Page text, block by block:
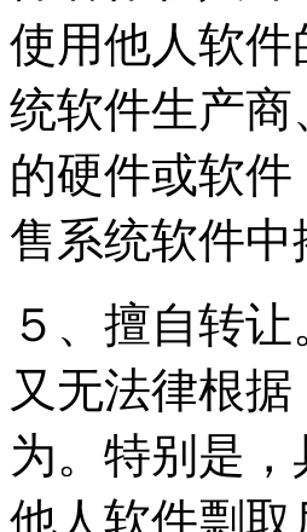
使用他人软
统软件生产
的硬件或软
售系统软件
５、擅自转
又无法律根
为。特别是
他人软件剽